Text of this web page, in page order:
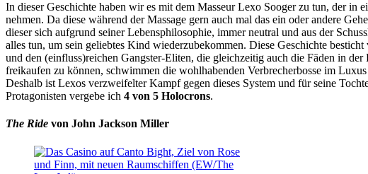
In dieser Geschichte haben wir es mit dem Masseur Lexo Sooger zu tun, der
nehmen. Da diese während der Massage gern auch mal das ein oder andere
dieser sich aufgrund seiner Lebensphilosophie, immer neutral und aus der
alles tun, um sein geliebtes Kind wiederzubekommen. Diese Geschichte
und den (einfluss)reichen Gangster-Eliten, die gleichzeitig auch die Fäden in
freikaufen zu können, schwimmen die wohlhabenden Verbrecherbosse im
Deshalb ist Lexos verzweifelter Kampf gegen dieses System und für seine
Protagonisten vergebe ich 4 von 5 Holocrons.
The Ride von John Jackson Miller